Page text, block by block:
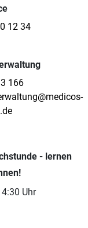
12 34
166
- lernen
Uhr